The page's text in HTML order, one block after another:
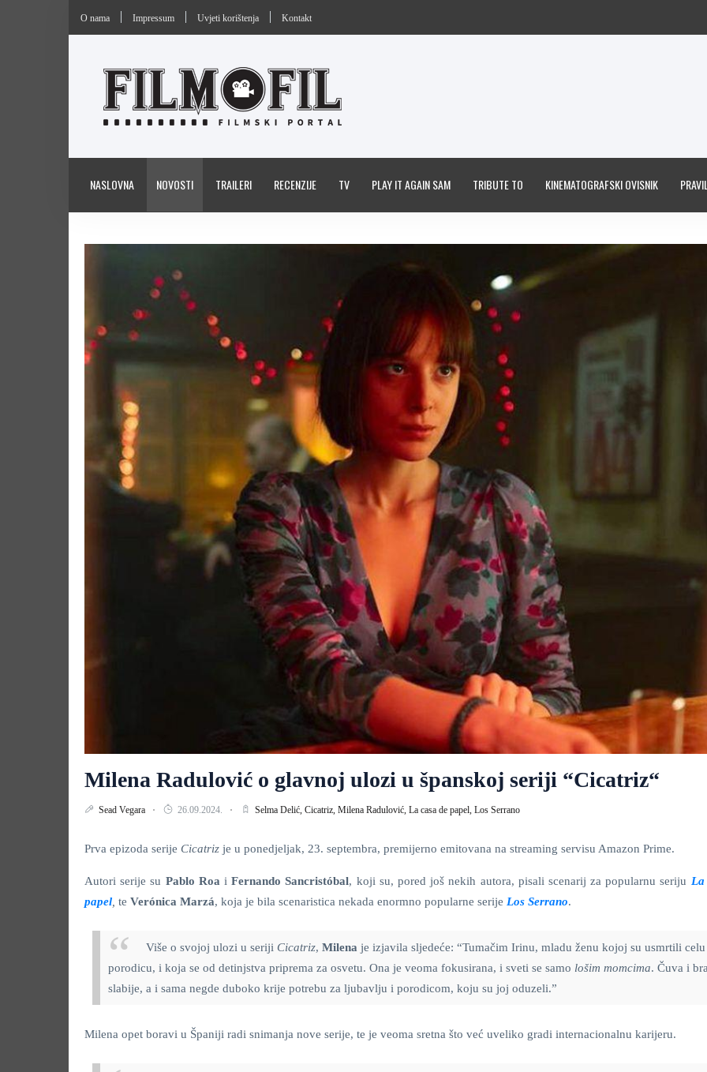
O nama Impressum Uvjeti korištenja Kontakt
NASLOVNA NOVOSTI TRAILERI RECENZIJE TV PLAY IT AGAIN SAM TRIBUTE TO KINEMATOGRAFSKI OVISNIK
Milena Radulović o glavnoj ulozi u španskoj seriji “Cicatriz“
Sead Vegara 26.09.2024. Selma Delić, Cicatriz, Milena Radulović, La casa de papel, Los Serrano
Prva epizoda serije Cicatriz je u ponedjeljak, 23. septembra, premijerno emitovana na streaming servisu Amazon Prime.
Autori serije su Pablo Roa iFernando Sancristóbal, koji su, pored još nekih autora, pisali scenarij za popularnu seriju La
papel te Verónica Marzá, koja je bila scenaristica nekada enormno popularne serije Los Serrano.
Više o svojoj ulozi u seriji Cicatriz, Milena je izjavila sljedeće: “Tumačim Irinu, mladu ženu kojoj su usmrtili celu
porodicu, i koja se od detinjstva priprema za osvetu. Ona je veoma fokusirana, i sveti se samo lošim momcima. Čuva i
slabije, a i sama negde duboko krije potrebu za ljubavlju i porodicom, koju su joj oduzeli.”
Milena opet boravi u Španiji radi snimanja nove serije, te je veoma sretna što već uveliko gradi internacionalnu karijeru.